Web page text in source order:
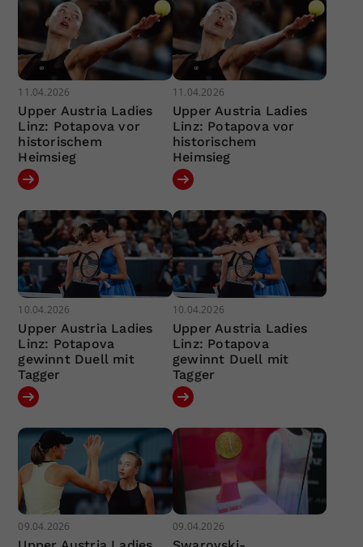
11.04.2026
Upper Austria Ladies
Linz: Potapova vor
historischem
Heimsieg
11.04.2026
Upper Austria Ladies
Linz: Potapova vor
historischem
Heimsieg
10.04.2026
Upper Austria Ladies
Linz: Potapova
gewinnt Duell mit
Tagger
10.04.2026
Upper Austria Ladies
Linz: Potapova
gewinnt Duell mit
Tagger
09.04.2026 09.04.2026